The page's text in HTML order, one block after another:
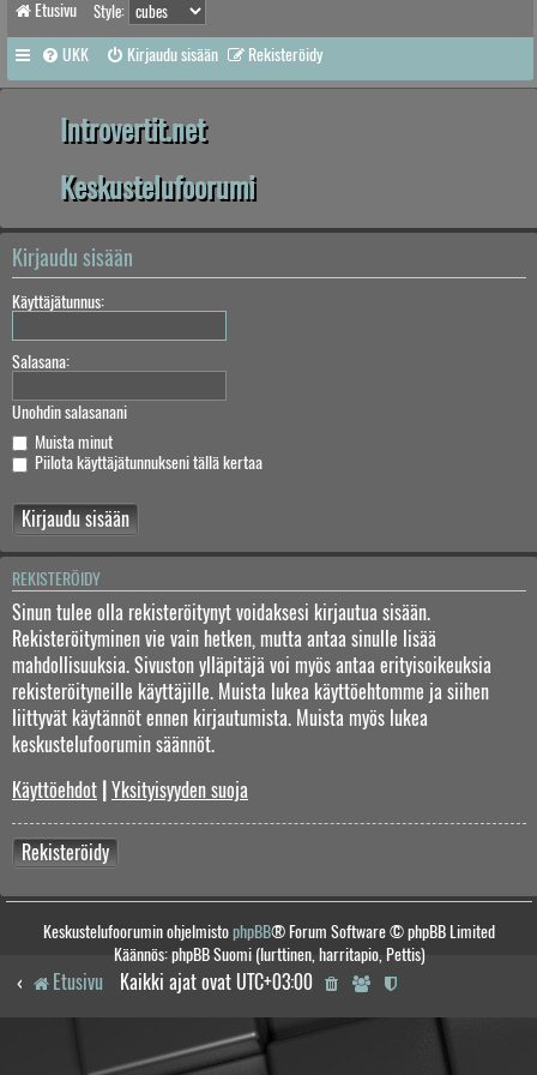
Etusivu Style:
UKK Kirjaudu sisään Rekisteröidy
Introvertit.net
Keskustelufoorumi
Kirjaudu sisään
Käyttäjätunnus:
Salasana:
Unohdin salasanani
Muista minut
Piilota käyttäjätunnukseni tällä kertaa
REKISTERÖIDY
Sinun tulee olla rekisteröitynyt voidaksesi kirjautua sisään.
Rekisteröityminen vie vain hetken, mutta antaa sinulle lisää
mahdollisuuksia. Sivuston ylläpitäjä voi myös antaa erityisoikeuksia
rekisteröityneille käyttäjille. Muista lukea käyttöehtomme ja siihen
liittyvät käytännöt ennen kirjautumista. Muista myös lukea
keskustelufoorumin säännöt.
Käyttöehdot Yksityisyyden suoja
Rekisteröidy
Keskustelufoorumin ohjelmistophpBB® Forum Software © phpBB Limited
Käännös: phpBB Suomi (lurttinen, harritapio, Pettis)
Etusivu Kaikki ajat ovat UTC+03:00